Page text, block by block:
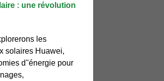
: une révolution
les
solaires Huawei,
d''énergie pour